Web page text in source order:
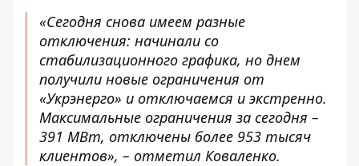
«Сегодня снова имеем разные
отключения: начинали со
стабилизационного графика, но днем ​​
получили новые ограничения от
«Укрэнерго» и отключаемся и экстренно.
Максимальные ограничения за сегодня –
391 МВт, отключены более 953 тысяч
клиентов», – отметил Коваленко.